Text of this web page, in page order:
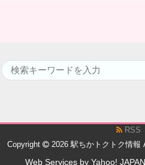
RSS
Copyright
2026駅ちかトクトク情報
Web Services by Yahoo! JAPAN